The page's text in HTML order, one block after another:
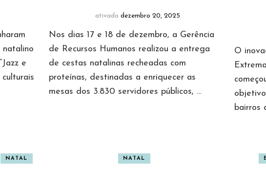
natalino
e
culturais
ativadodezembro 20, 2025
Nos dias 17 e 18 de dezembro, a Gerência
de Recursos Humanos realizou a entrega
de cestas natalinas recheadas com
proteínas, destinadas a enriquecer as
mesas dos 3.830 servidores públicos, …
O
bairros
NATAL NATAL